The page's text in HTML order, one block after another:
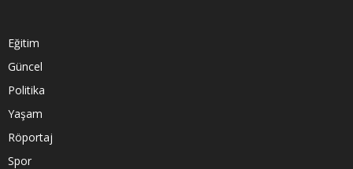
Eğitim
Güncel
Politika
Yaşam
Röportaj
Spor